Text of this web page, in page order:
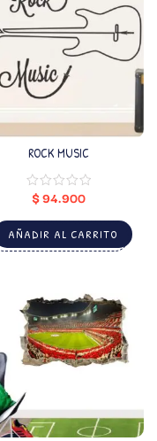
ROCK MUSIC
$94.900
AÑADIR AL CARRITO